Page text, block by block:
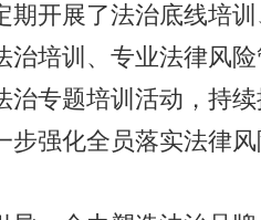
期开展了法治底线培
治培训、专业法律风
治专题培训活动，持
步强化全员落实法律